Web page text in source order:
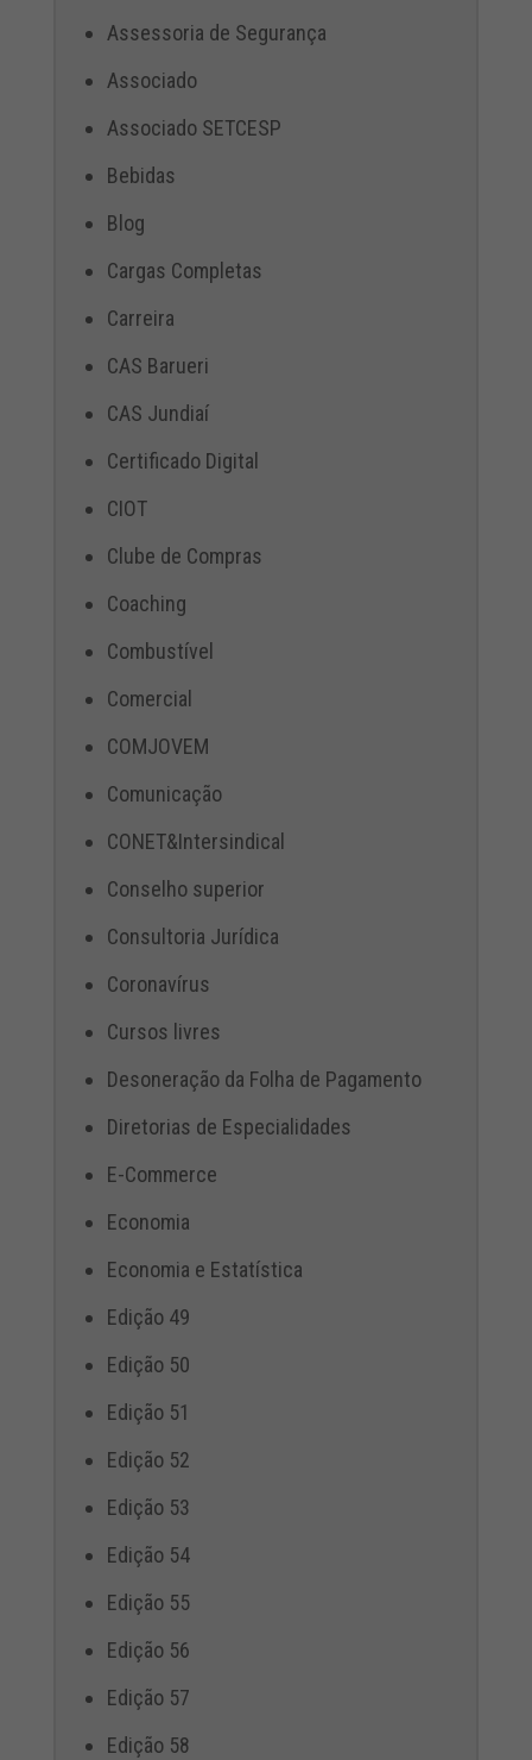
Assessoria de Segurança
Associado
Associado SETCESP
Bebidas
Blog
Cargas Completas
Carreira
CAS Barueri
CAS Jundiaí
Certificado Digital
CIOT
Clube de Compras
Coaching
Combustível
Comercial
COMJOVEM
Comunicação
CONET&Intersindical
Conselho superior
Consultoria Jurídica
Coronavírus
Cursos livres
Desoneração da Folha de Pagamento
Diretorias de Especialidades
E-Commerce
Economia
Economia e Estatística
Edição 49
Edição 50
Edição 51
Edição 52
Edição 53
Edição 54
Edição 55
Edição 56
Edição 57
Edição 58